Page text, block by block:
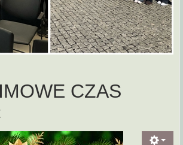
CZAS